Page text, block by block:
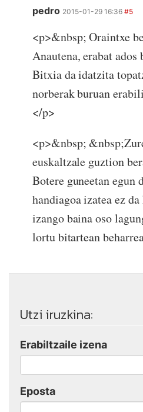
pedro 2015-01-29 16:36 #5
<p>&nbsp; Oraintxe
Anautena, erabat
Bitxia da idatzita
norberak buruan
</p>
<p>&nbsp;
euskaltzale guztion
Botere guneetan egun
handiagoa izatea ez
izango baina oso
lortu bitartean
Utzi iruzkina:
Erabiltzaile izena
Eposta